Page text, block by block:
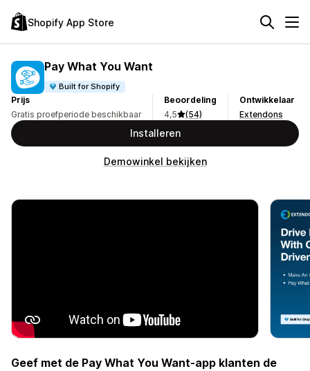
Shopify App Store
Pay What You Want
Built for Shopify
Prijs
Gratis proefperiode beschikbaar
Beoordeling
4,5
(54)
Ontwikkelaar
Extendons
Installeren
Demowinkel bekijken
Geef met de Pay What You Want-app klanten de